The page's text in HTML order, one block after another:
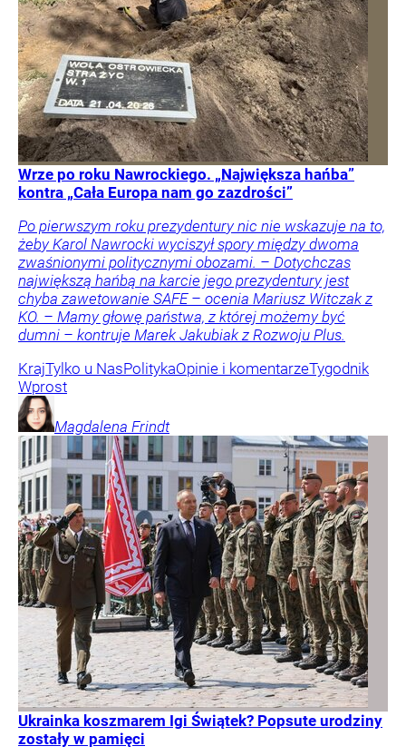
Wrze po roku Nawrockiego. „Największa hańba”
kontra „Cała Europa nam go zazdrości”
Po pierwszym roku prezydentury nic nie wskazuje na to,
żeby Karol Nawrocki wyciszył spory między dwoma
zwaśnionymi politycznymi obozami. – Dotychczas
największą hańbą na karcie jego prezydentury jest
chyba zawetowanie SAFE – ocenia Mariusz Witczak z
KO. – Mamy głowę państwa, z której możemy być
dumni – kontruje Marek Jakubiak z Rozwoju Plus.
KrajTylko u NasPolitykaOpinie i komentarzeTygodnik
Wprost
Magdalena Frindt
Ukrainka koszmarem Igi Świątek? Popsute urodziny
zostały w pamięci